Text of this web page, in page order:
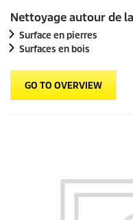
Nettoyage autour de
Surface en pierres
Surfaces en bois
GO TO OVERVIEW